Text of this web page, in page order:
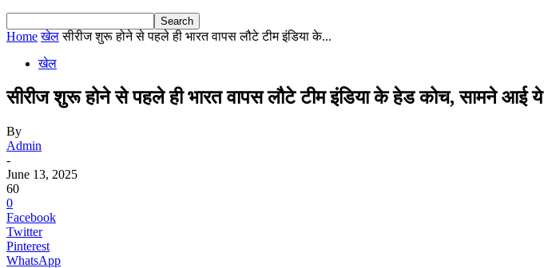
Home खेल सीरीज शुरू होने से पहले ही भारत वापस लौटे टीम इंडिया के...
खेल
सीरीज शुरू होने से पहले ही भारत वापस लौटे टीम इंडिया के हेड कोच, सामने आई
By
Admin
-
June 13, 2025
60
0
Facebook
Twitter
Pinterest
WhatsApp